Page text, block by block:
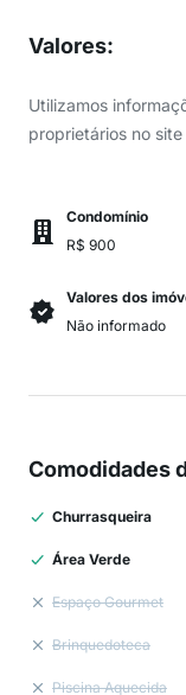
Valores:
Utilizamos
proprietários no
Condomínio
R$ 900
Valores dos
Não informado
Comodidades
Churrasqueira
Área Verde
Espaço Gourmet
Brinquedoteca
Piscina Aquecida